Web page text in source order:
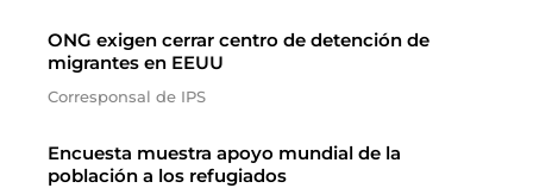
ONG exigen cerrar centro de detención de
migrantes en EEUU
Corresponsal de IPS
Encuesta muestra apoyo mundial de la
población a los refugiados